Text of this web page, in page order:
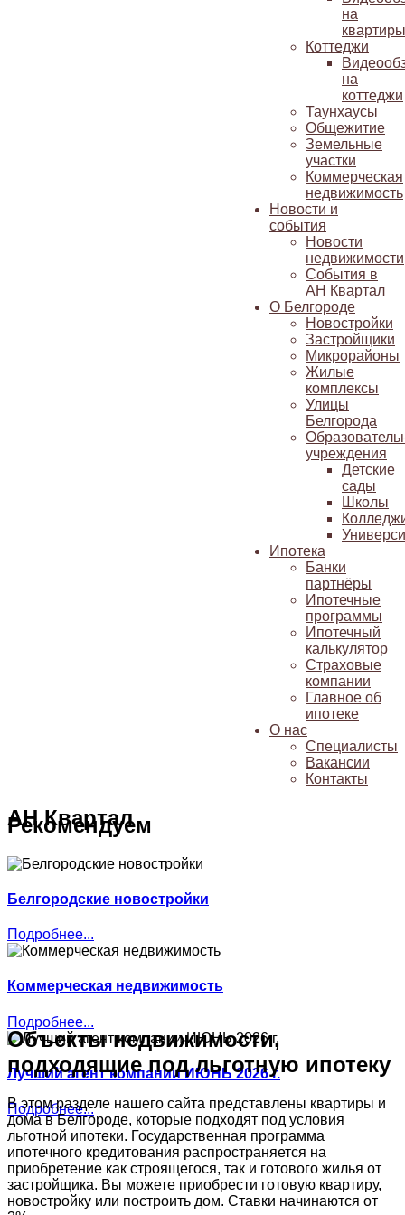
на
квартиры
Коттеджи
на
коттеджи
Таунхаусы
Общежитие
Земельные
участки
Коммерческая
недвижимость
Новости и
события
Новости
недвижимости
События в
АН Квартал
О Белгороде
Новостройки
Застройщики
Микрорайоны
Жилые
комплексы
Улицы
Белгорода
учреждения
Детские
сады
Школы
Ипотека
Банки
партнёры
Ипотечные
программы
Ипотечный
калькулятор
Страховые
компании
Главное об
ипотеке
О нас
Специалисты
Вакансии
Контакты
АН Квартал
Рекомендуем
Белгородские новостройки
Подробнее...
Коммерческая недвижимость
Подробнее...
Лучший агент компании ИЮНЬ 2026 г.
Подробнее...
Объекты недвижимости,
подходящие под льготную ипотеку
В этом разделе нашего сайта представлены квартиры и
дома в Белгороде, которые подходят под условия
льготной ипотеки. Государственная программа
ипотечного кредитования распространяется на
приобретение как строящегося, так и готового жилья от
застройщика. Вы можете приобрести готовую квартиру,
новостройку или построить дом. Ставки начинаются от